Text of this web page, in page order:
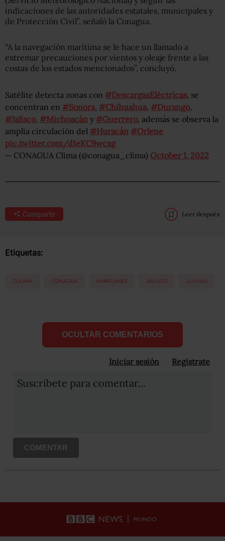
indicaciones de las autoridades estatales, municipales y
de Protección Civil”, señaló la Conagua.
“A la navegación marítima se le hace un llamado a
extremar precauciones por vientos y oleaje frente a las
costas de los estados mencionados”, concluyó.
Satélite detecta zonas con #DescargasEléctricas , se
concentran en #Sonora #Chihuahua #Durango
#Jalisco #Michoacán y #Guerrero , además se observa la
amplia circulación del #Huracán #Orlene
pic.twitter.com/d1eKC9wcxg
— CONAGUA Clima (@conagua_clima) October 1, 2022
Compartir Leer después
Etiquetas:
COLIMA CONAGUA HURACANES JALISCO LLUVIAS
OCULTAR COMENTARIOS
Iniciar sesión Registrate
Suscribete para comentar...
COMENTAR